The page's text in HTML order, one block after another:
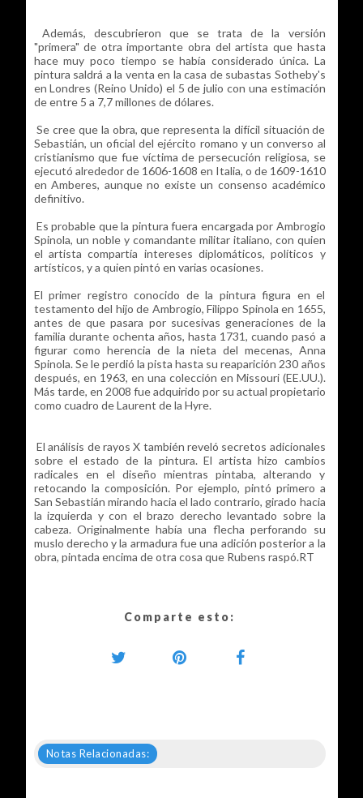
Además, descubrieron que se trata de la versión
"primera" de otra importante obra del artista que hasta
hace muy poco tiempo se había considerado única. La
pintura saldrá a la venta en la casa de subastas Sotheby's
en Londres (Reino Unido) el 5 de julio con una estimación
de entre 5 a 7,7 millones de dólares.
Se cree que la obra, que representa la difícil situación de
Sebastián, un oficial del ejército romano y un converso al
cristianismo que fue víctima de persecución religiosa, se
ejecutó alrededor de 1606-1608 en Italia, o de 1609-1610
en Amberes, aunque no existe un consenso académico
definitivo.
Es probable que la pintura fuera encargada por Ambrogio
Spinola, un noble y comandante militar italiano, con quien
el artista compartía intereses diplomáticos, políticos y
artísticos, y a quien pintó en varias ocasiones.
El primer registro conocido de la pintura figura en el
testamento del hijo de Ambrogio, Filippo Spinola en 1655,
antes de que pasara por sucesivas generaciones de la
familia durante ochenta años, hasta 1731, cuando pasó a
figurar como herencia de la nieta del mecenas, Anna
Spinola. Se le perdió la pista hasta su reaparición 230 años
después, en 1963, en una colección en Missouri (EE.UU.).
Más tarde, en 2008 fue adquirido por su actual propietario
como cuadro de Laurent de la Hyre.
El análisis de rayos X también reveló secretos adicionales
sobre el estado de la pintura. El artista hizo cambios
radicales en el diseño mientras pintaba, alterando y
retocando la composición. Por ejemplo, pintó primero a
San Sebastián mirando hacia el lado contrario, girado hacia
la izquierda y con el brazo derecho levantado sobre la
cabeza. Originalmente había una flecha perforando su
muslo derecho y la armadura fue una adición posterior a la
obra, pintada encima de otra cosa que Rubens raspó.RT
Comparte esto:
Notas Relacionadas: